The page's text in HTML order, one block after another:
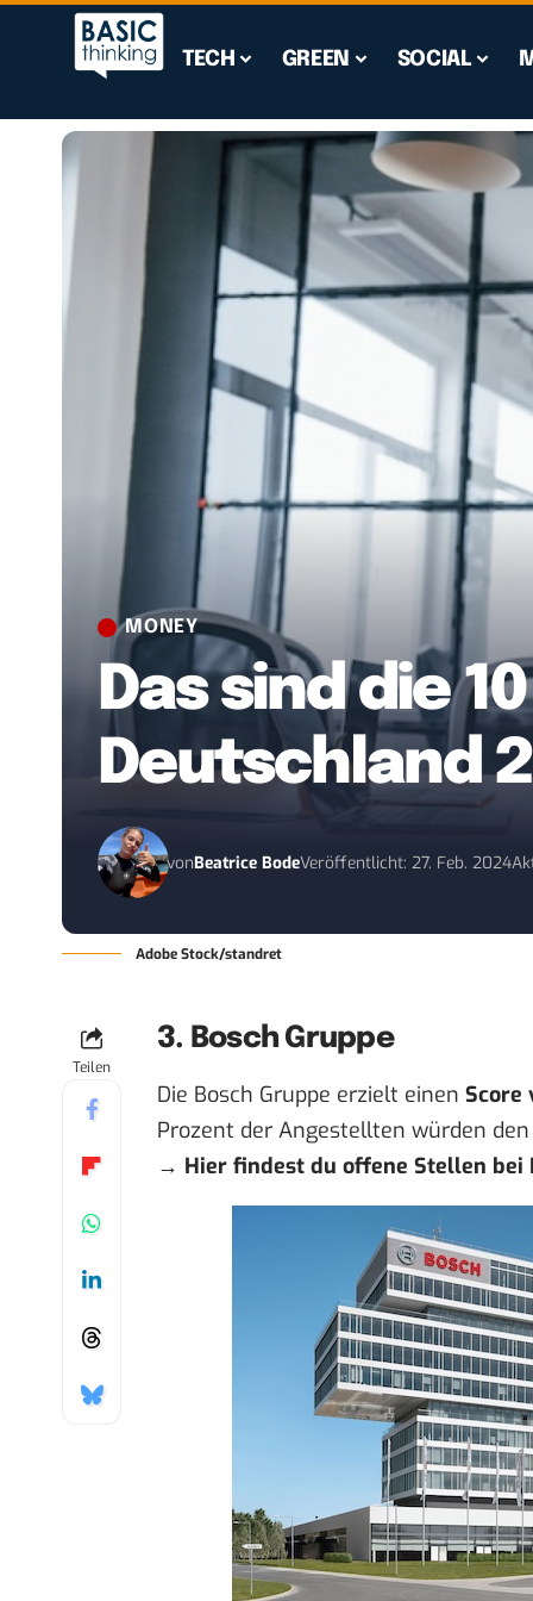
TECH GREEN SOCIAL
MONEY
Das sind die
Deutschland
vonBeatrice BodeVeröffentlicht: 27. Feb. 2024
Adobe Stock/standret
Teilen
3. Bosch Gruppe
Die Bosch Gruppe erzielt einen Score
Prozent der Angestellten würden
→ Hier findest du offene Stellen bei